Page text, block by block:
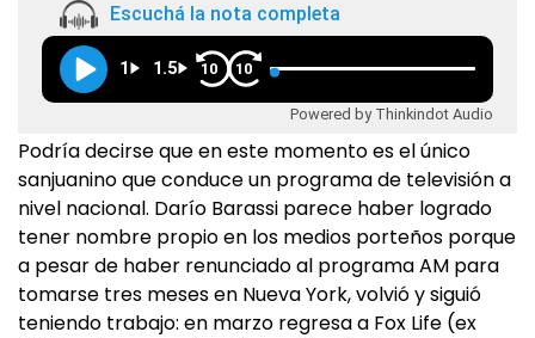
Escuchá la nota completa
1 1.5 10 10
Powered by Thinkindot Audio
Podría decirse que en este momento es el único
sanjuanino que conduce un programa de televisión a
nivel nacional. Darío Barassi parece haber logrado
tener nombre propio en los medios porteños porque
a pesar de haber renunciado al programa AM para
tomarse tres meses en Nueva York, volvió y siguió
teniendo trabajo: en marzo regresa a Fox Life (ex